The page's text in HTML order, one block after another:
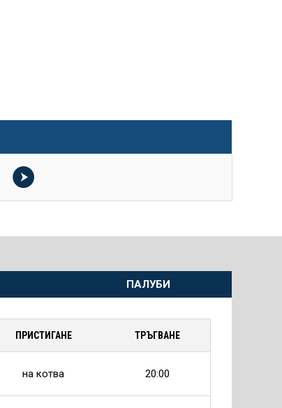
ПАЛУБИ
ПРИСТИГАНЕ ТРЪГВАНЕ
на котва 20:00